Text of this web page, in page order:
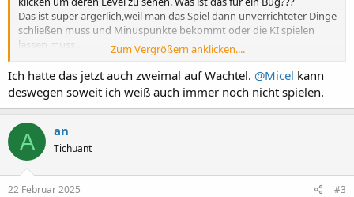
Das ist super ärgerlich,weil man das Spiel dann unverrichteter Dinge
schließen muss und Minuspunkte bekommt oder die KI spielen
lassen muss...
Zum Vergrößern anklicken....
Ich hatte das jetzt auch zweimal auf Wachtel. @Micel kann
deswegen soweit ich weiß auch immer noch nicht spielen.
A an
Tichuant
22 Februar 2025 #3